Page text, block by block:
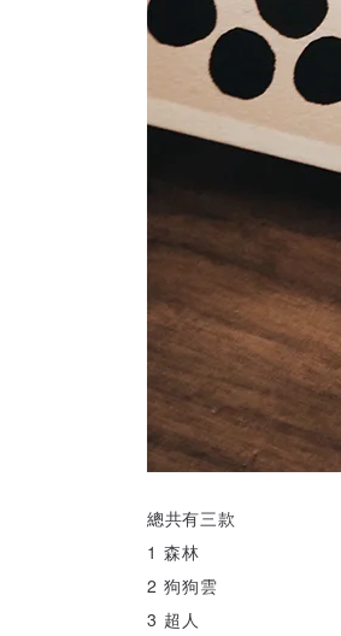
總共有三款
1 森林
2 狗狗雲
3 超人